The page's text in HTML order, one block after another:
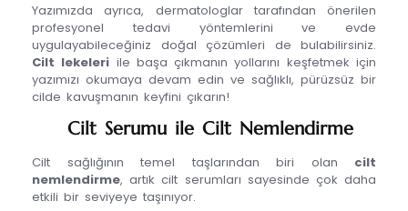
Yazımızda ayrıca, dermatologlar tarafından önerilen
profesyonel tedavi yöntemlerini ve evde
uygulayabileceğiniz doğal çözümleri de bulabilirsiniz.
Cilt lekeleri ile başa çıkmanın yollarını keşfetmek için
yazımızı okumaya devam edin ve sağlıklı, pürüzsüz bir
cilde kavuşmanın keyfini çıkarın!
Cilt Serumu ile Cilt Nemlendirme
Cilt sağlığının temel taşlarından biri olan cilt
nemlendirme, artık cilt serumları sayesinde çok daha
etkili bir seviyeye taşınıyor.